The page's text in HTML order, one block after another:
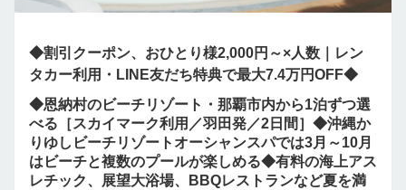
◆割引クーポン、おひとり様2,000円～×人数｜レン
タカー利用・LINE友だち特典で最大7.4万円OFF◆
◆恩納村のビーチリゾート・那覇市内から1泊ずつ選
べる［スカイマーク利用／羽田発／2日間］◆沖縄か
りゆしビーチリゾートオーシャンスパでは3月～10月
はビーチと複数のプールが楽しめる◆有料の海上アス
レチック、展望大浴場、BBQレストランなど夏を満